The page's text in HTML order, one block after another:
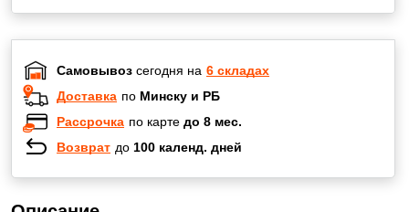
Самовывоз сегодня на 6 складах
Доставка по Минску и РБ
Рассрочка по карте до 8 мес.
Возврат до 100 календ. дней